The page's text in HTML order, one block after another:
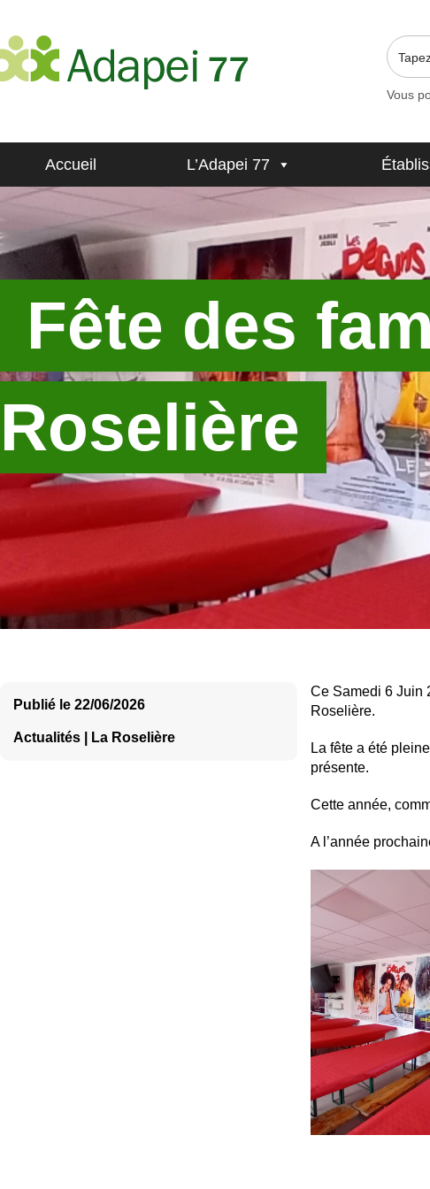
Vous
Accueil L’Adapei 77
Fête des
Roselière
Publié le 22/06/2026
Actualités | La Roselière
Ce Samedi 6 Juin
Roselière.
La fête a été
présente.
Cette année,
A l’année